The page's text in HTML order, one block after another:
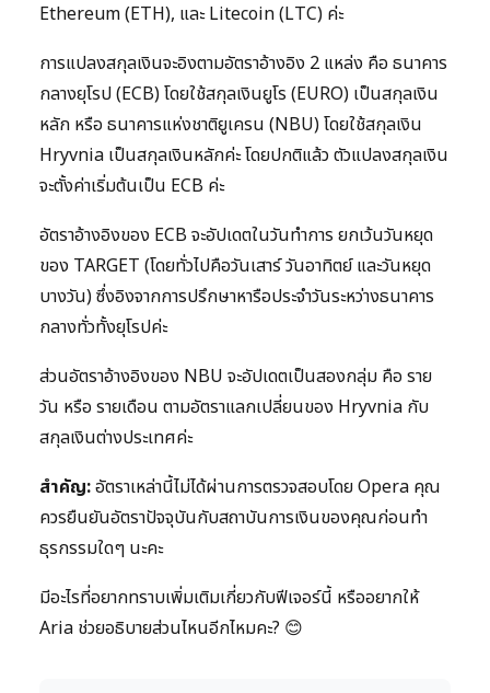
Ethereum (ETH), และ Litecoin (LTC) ค่ะ
การแปลงสกุลเงินจะอิงตามอัตราอ้างอิง 2 แหล่ง คือ ธนาคาร
กลางยุโรป (ECB) โดยใช้สกุลเงินยูโร (EURO) เป็นสกุลเงิน
หลัก หรือ ธนาคารแห่งชาติยูเครน (NBU) โดยใช้สกุลเงิน
Hryvnia เป็นสกุลเงินหลักค่ะ โดยปกติแล้ว ตัวแปลงสกุลเงิน
จะตั้งค่าเริ่มต้นเป็น ECB ค่ะ
อัตราอ้างอิงของ ECB จะอัปเดตในวันทำการ ยกเว้นวันหยุด
ของ TARGET (โดยทั่วไปคือวันเสาร์ วันอาทิตย์ และวันหยุด
บางวัน) ซึ่งอิงจากการปรึกษาหารือประจำวันระหว่างธนาคาร
กลางทั่วทั้งยุโรปค่ะ
ส่วนอัตราอ้างอิงของ NBU จะอัปเดตเป็นสองกลุ่ม คือ ราย
วัน หรือ รายเดือน ตามอัตราแลกเปลี่ยนของ Hryvnia กับ
สกุลเงินต่างประเทศค่ะ
สำคัญ:อัตราเหล่านี้ไม่ได้ผ่านการตรวจสอบโดย Opera คุณ
ควรยืนยันอัตราปัจจุบันกับสถาบันการเงินของคุณก่อนทำ
ธุรกรรมใดๆ นะคะ
มีอะไรที่อยากทราบเพิ่มเติมเกี่ยวกับฟีเจอร์นี้ หรืออยากให้
Aria ช่วยอธิบายส่วนไหนอีกไหมคะ? 😊